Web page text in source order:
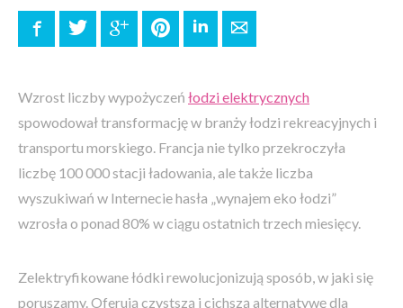
FacebookTwitter Google+ PinterestLinkedInE-mail
Wzrost liczby wypożyczeń łodzi elektrycznych
spowodował transformację w branży łodzi rekreacyjnych i
transportu morskiego. Francja nie tylko przekroczyła
liczbę 100 000 stacji ładowania, ale także liczba
wyszukiwań w Internecie hasła „wynajem eko łodzi”
wzrosła o ponad 80% w ciągu ostatnich trzech miesięcy.
Zelektryfikowane łódki rewolucjonizują sposób, w jaki się
poruszamy. Oferują czystszą i cichszą alternatywę dla